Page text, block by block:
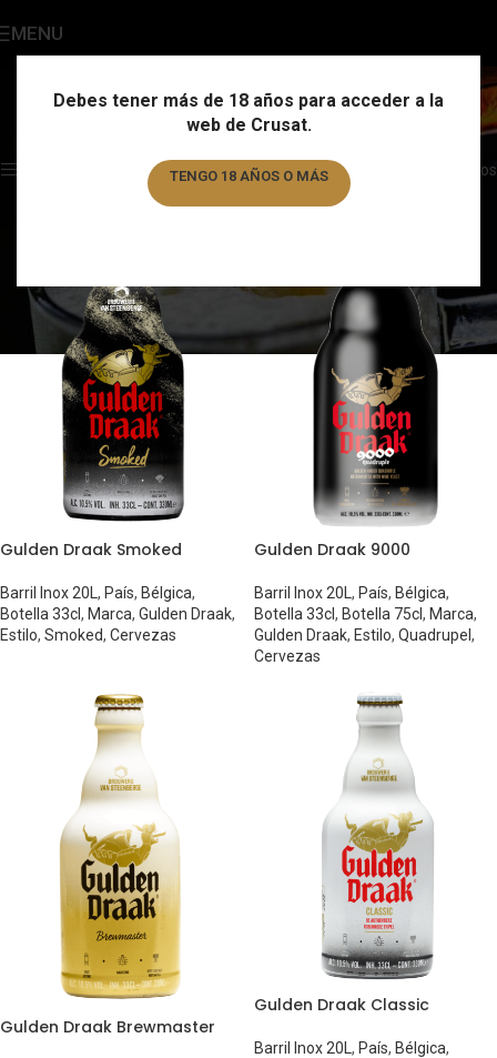
Debes tener más de 18 años para acceder a la
web de Crusat.
TENGO 18 AÑOS O MÁS
MENU Gulden Draak
Gulden Draak Showing all 4 results
Filtros
Gulden Draak Smoked
Barril Inox 20L , País, Bélgica,
Botella 33cl, Marca, Gulden Draak,
Estilo, Smoked, Cervezas
Gulden Draak 9000
Barril Inox 20L , País, Bélgica,
Botella 33cl, Botella 75cl, Marca,
Gulden Draak, Estilo, Quadrupel ,
Cervezas
Gulden Draak Brewmaster
Gulden Draak Classic
Barril Inox 20L , País, Bélgica,